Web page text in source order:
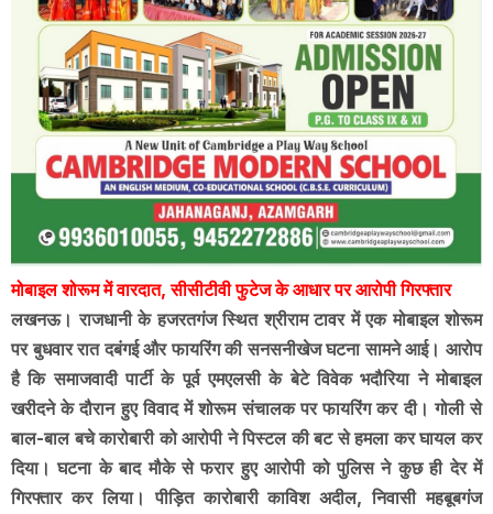
मोबाइल शोरूम में वारदात, सीसीटीवी फुटेज के आधार पर आरोपी गिरफ्तार
लखनऊ। राजधानी के हजरतगंज स्थित श्रीराम टावर में एक मोबाइल शोरूम
पर बुधवार रात दबंगई और फायरिंग की सनसनीखेज घटना सामने आई। आरोप
है कि समाजवादी पार्टी के पूर्व एमएलसी के बेटे विवेक भदौरिया ने मोबाइल
खरीदने के दौरान हुए विवाद में शोरूम संचालक पर फायरिंग कर दी। गोली से
बाल-बाल बचे कारोबारी को आरोपी ने पिस्टल की बट से हमला कर घायल कर
दिया। घटना के बाद मौके से फरार हुए आरोपी को पुलिस ने कुछ ही देर में
गिरफ्तार कर लिया। पीड़ित कारोबारी काविश अदील, निवासी महबूबगंज